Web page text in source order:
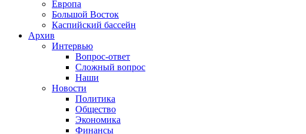
Европа
Большой Восток
Каспийский бассейн
Архив
Интервью
Вопрос-ответ
Сложный вопрос
Наши
Новости
Политика
Общество
Экономика
Финансы